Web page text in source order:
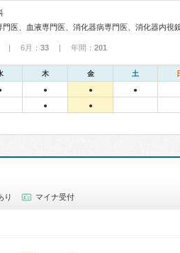
門医、血液専門医、消化器病専門医、消化器内視
| 6月： 33 | 年間： 201
木 金 土
● ● ●
● ●
り マイナ受付